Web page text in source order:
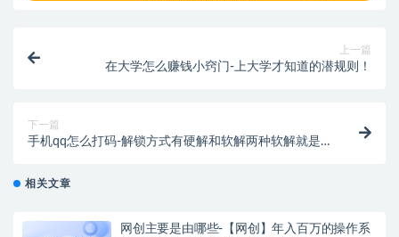
上一篇
在大学怎么赚钱小窍门-上大学才知道的潜规则！
下一篇
手机qq怎么打码-解锁方式有硬解和软解两种软解就是
相关文章
网创主要是由哪些-【网创】年入百万的操作系